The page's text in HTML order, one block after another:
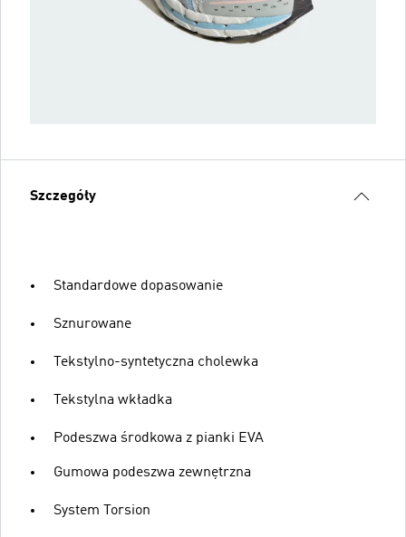
Szczegóły
Standardowe dopasowanie
Sznurowane
Tekstylno-syntetyczna cholewka
Tekstylna wkładka
Podeszwa środkowa z pianki EVA
Gumowa podeszwa zewnętrzna
System Torsion